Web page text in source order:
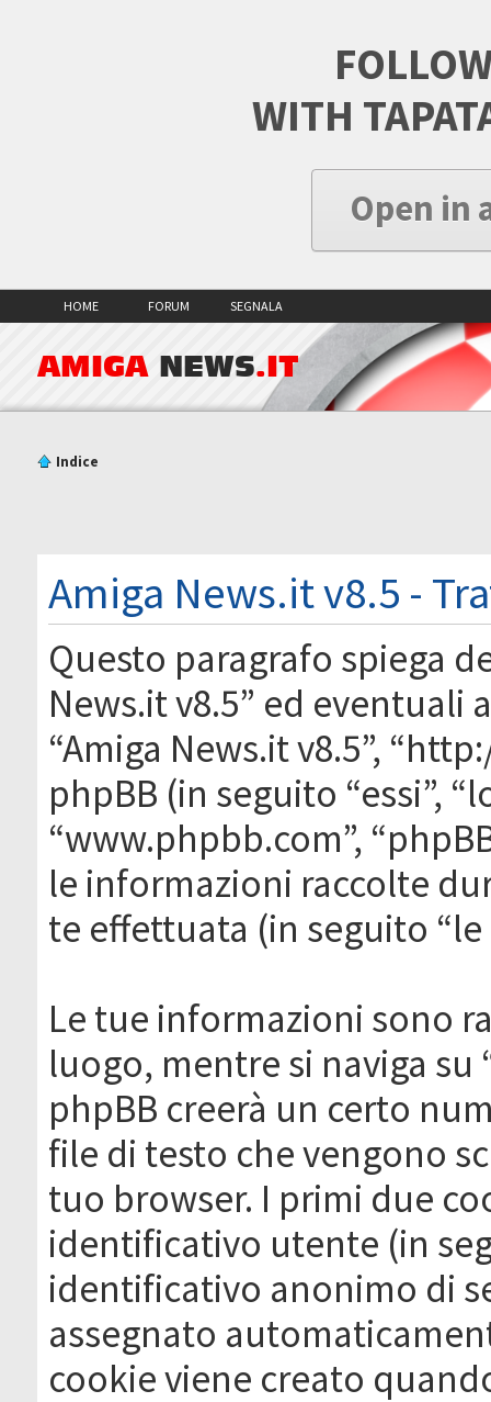
WITH
Open in
HOME FORUM SEGNALA
AMIGA NEWS.IT
Indice
Amiga News.it v8.5 -
Questo paragrafo spiega
News.it v8.5” ed eventuali
“Amiga News.it v8.5”,
phpBB (in seguito “essi”,
“www.phpbb.com”,
le informazioni raccolte
te effettuata (in seguito
Le tue informazioni sono
luogo, mentre si naviga su
phpBB creerà un certo
file di testo che vengono
tuo browser. I primi due
identificativo utente (in
identificativo anonimo di
assegnato
cookie viene creato